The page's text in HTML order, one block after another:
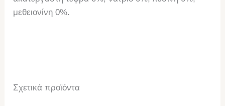
μεθειονίνη 0%.
Σχετικά προϊόντα